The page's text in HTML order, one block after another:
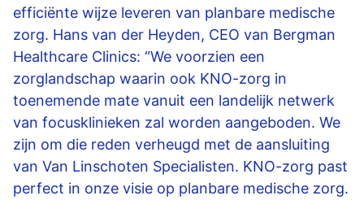
efficiënte wijze leveren van planbare medische
zorg. Hans van der Heyden, CEO van Bergman
Healthcare Clinics: “We voorzien een
zorglandschap waarin ook KNO-zorg in
toenemende mate vanuit een landelijk netwerk
van focusklinieken zal worden aangeboden. We
zijn om die reden verheugd met de aansluiting
van Van Linschoten Specialisten. KNO-zorg past
perfect in onze visie op planbare medische zorg.